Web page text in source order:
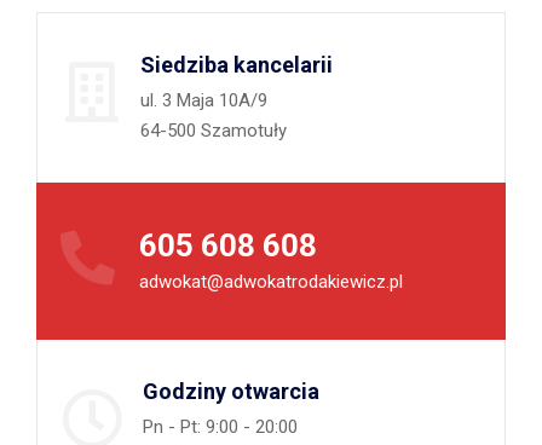
Siedziba kancelarii
ul. 3 Maja 10A/9
64-500 Szamotuły
605 608 608
adwokat@adwokatrodakiewicz.pl
Godziny otwarcia
Pn - Pt: 9:00 - 20:00